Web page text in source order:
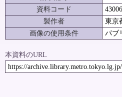
資料コード
製作者
東京
画像の使用条件
パブ
本資料のURL
https://